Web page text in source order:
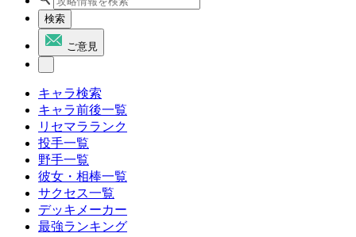
検索
ご意見
キャラ検索
キャラ前後一覧
リセマラランク
投手一覧
野手一覧
彼女・相棒一覧
サクセス一覧
デッキメーカー
最強ランキング